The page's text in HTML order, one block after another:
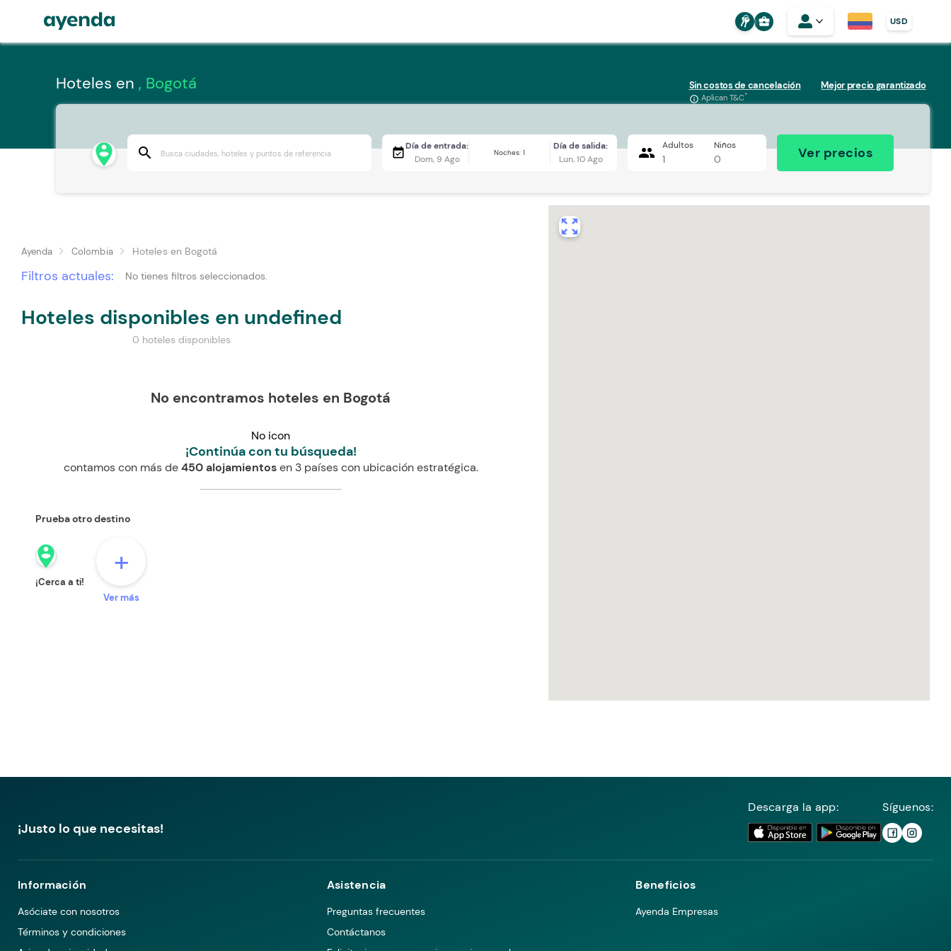
business_center USD
Hoteles en , Bogotá Sin costos de cancelación
info_outline Aplican T&C*
Mejor precio garantizado
person_pin_circle search event_availableDía de entrada:
Dom, 9 Ago
Noches: 1
Día de salida:
Lun, 10 Ago
people Adultos
1
Niños
0 Ver precios
Ayenda Colombia Hoteles en Bogotá
Filtros actuales: No tienes filtros seleccionados.
Hoteles disponibles en undefined
0 hoteles disponibles
No encontramos hoteles en Bogotá
No icon
¡Continúa con tu búsqueda!
contamos con más de450 alojamientosen 3 países con ubicación estratégica.
Prueba otro destino
person_pin_circle
¡Cerca a ti!
+
Ver más
zoom_out_map
¡Justo lo que necesitas!
Descarga la app: Síguenos:
Información
Asóciate con nosotros
Términos y condiciones
Asistencia
Preguntas frecuentes
Contáctanos
Beneficios
Ayenda Empresas